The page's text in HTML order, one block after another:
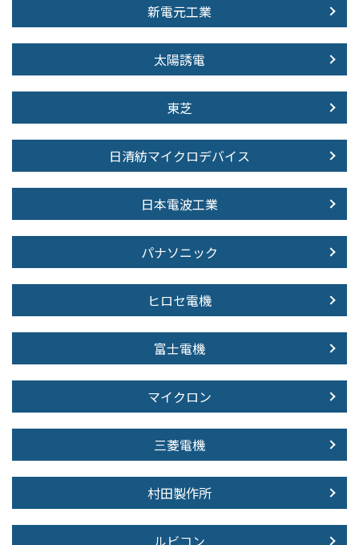
新電元工業
太陽誘電
東芝
日清紡マイクロデバイス
日本電波工業
パナソニック
ヒロセ電機
富士電機
マイクロン
三菱電機
村田製作所
ルビコン